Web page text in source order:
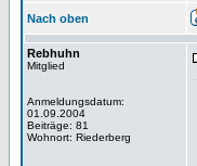
Nach oben
Rebhuhn
Mitglied
Anmeldungsdatum:
01.09.2004
Beiträge: 81
Wohnort: Riederberg